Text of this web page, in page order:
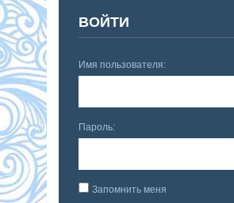
ВОЙТИ
Имя пользователя:
Пароль:
Запомнить меня